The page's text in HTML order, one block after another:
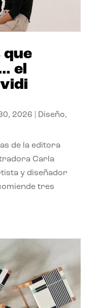
que
el
2026 Diseño,
de la editora
Carla
y diseñador
tres